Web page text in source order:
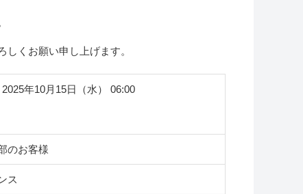
くお願い申し上げます。
年10月15日（水） 06:00
のお客様
ス